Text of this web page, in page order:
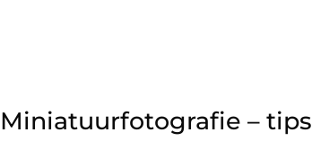
Miniatuurfotografie – tips